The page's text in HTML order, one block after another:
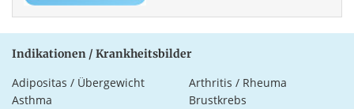
Indikationen / Krankheitsbilder
Adipositas / Übergewicht
Arthritis / Rheuma
Asthma
Brustkrebs